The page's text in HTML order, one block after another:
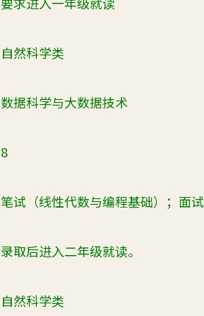
自然科学类
数据科学与大数据技术
8
笔试（线性代数与编程基础）；面试
录取后进入二年级就读。
自然科学类